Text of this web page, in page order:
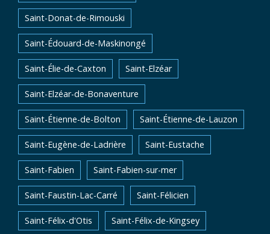
Saint-Donat-de-Rimouski
Saint-Édouard-de-Maskinongé
Saint-Élie-de-Caxton Saint-Elzéar
Saint-Elzéar-de-Bonaventure
Saint-Étienne-de-Bolton Saint-Étienne-de-Lauzon
Saint-Eugène-de-Ladrière Saint-Eustache
Saint-Fabien Saint-Fabien-sur-mer
Saint-Faustin-Lac-Carré Saint-Félicien
Saint-Félix-d'Otis Saint-Félix-de-Kingsey